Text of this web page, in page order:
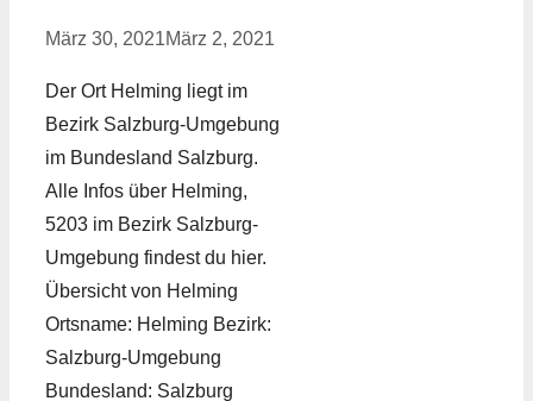
März 30, 2021März 2, 2021
Der Ort Helming liegt im
Bezirk Salzburg-Umgebung
im Bundesland Salzburg.
Alle Infos über Helming,
5203 im Bezirk Salzburg-
Umgebung findest du hier.
Übersicht von Helming
Ortsname: Helming Bezirk:
Salzburg-Umgebung
Bundesland: Salzburg